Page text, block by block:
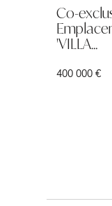
Co-
'VILLA…
400 000 €